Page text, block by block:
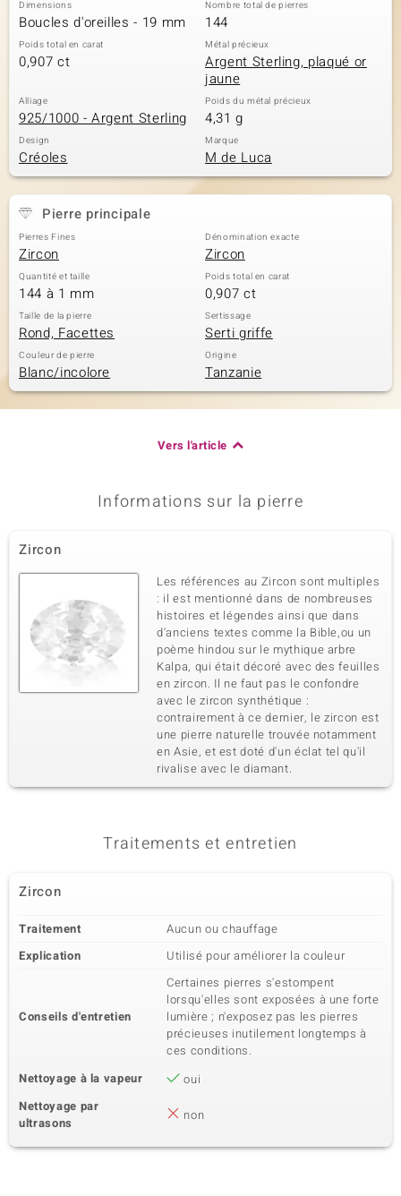
Dimensions
Boucles d'oreilles - 19 mm
Nombre total de pierres
144
Poids total en carat
0,907 ct
Métal précieux
Argent Sterling, plaqué or
jaune
Alliage
925/1000 - Argent Sterling
Poids du métal précieux
4,31 g
Design
Créoles
Marque
M de Luca
Pierre principale
Pierres Fines
Zircon
Dénomination exacte
Zircon
Quantité et taille
144 à 1 mm
Poids total en carat
0,907 ct
Taille de la pierre
Rond, Facettes
Sertissage
Serti griffe
Couleur de pierre
Blanc/incolore
Origine
Tanzanie
Vers l'article
Informations sur la pierre
Zircon
Les références au Zircon sont multiples
: il est mentionné dans de nombreuses
histoires et légendes ainsi que dans
d'anciens textes comme la Bible,ou un
poème hindou sur le mythique arbre
Kalpa, qui était décoré avec des feuilles
en zircon. Il ne faut pas le confondre
avec le zircon synthétique :
contrairement à ce dernier, le zircon est
une pierre naturelle trouvée notamment
en Asie, et est doté d'un éclat tel qu'il
rivalise avec le diamant.
Traitements et entretien
Zircon
Traitement
Aucun ou chauffage
Explication
Utilisé pour améliorer la couleur
Conseils d'entretien
Certaines pierres s'estompent
lorsqu'elles sont exposées à une forte
lumière ; n'exposez pas les pierres
précieuses inutilement longtemps à
ces conditions.
Nettoyage à la vapeur
oui
Nettoyage par
ultrasons
non